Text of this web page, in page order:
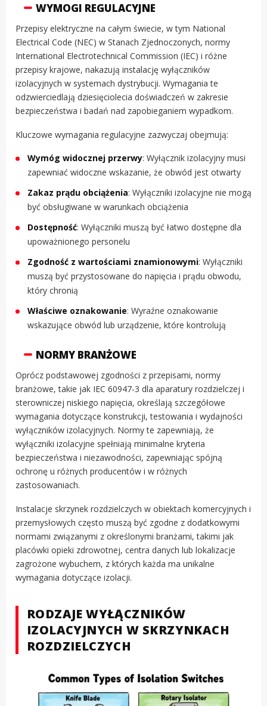
WYMOGI REGULACYJNE
Przepisy elektryczne na całym świecie, w tym National
Electrical Code (NEC) w Stanach Zjednoczonych, normy
International Electrotechnical Commission (IEC) i różne
przepisy krajowe, nakazują instalację wyłączników
izolacyjnych w systemach dystrybucji. Wymagania te
odzwierciedlają dziesięciolecia doświadczeń w zakresie
bezpieczeństwa i badań nad zapobieganiem wypadkom.
Kluczowe wymagania regulacyjne zazwyczaj obejmują:
Wymóg widocznej przerwy: Wyłącznik izolacyjny musi
zapewniać widoczne wskazanie, że obwód jest otwarty
Zakaz prądu obciążenia: Wyłączniki izolacyjne nie mogą
być obsługiwane w warunkach obciążenia
Dostępność: Wyłączniki muszą być łatwo dostępne dla
upoważnionego personelu
Zgodność z wartościami znamionowymi: Wyłączniki
muszą być przystosowane do napięcia i prądu obwodu,
który chronią
Właściwe oznakowanie: Wyraźne oznakowanie
wskazujące obwód lub urządzenie, które kontrolują
NORMY BRANŻOWE
Oprócz podstawowej zgodności z przepisami, normy
branżowe, takie jak IEC 60947-3 dla aparatury rozdzielczej i
sterowniczej niskiego napięcia, określają szczegółowe
wymagania dotyczące konstrukcji, testowania i wydajności
wyłączników izolacyjnych. Normy te zapewniają, że
wyłączniki izolacyjne spełniają minimalne kryteria
bezpieczeństwa i niezawodności, zapewniając spójną
ochronę u różnych producentów i w różnych
zastosowaniach.
Instalacje skrzynek rozdzielczych w obiektach komercyjnych i
przemysłowych często muszą być zgodne z dodatkowymi
normami związanymi z określonymi branżami, takimi jak
placówki opieki zdrowotnej, centra danych lub lokalizacje
zagrożone wybuchem, z których każda ma unikalne
wymagania dotyczące izolacji.
RODZAJE WYŁĄCZNIKÓW
IZOLACYJNYCH W SKRZYNKACH
ROZDZIELCZYCH